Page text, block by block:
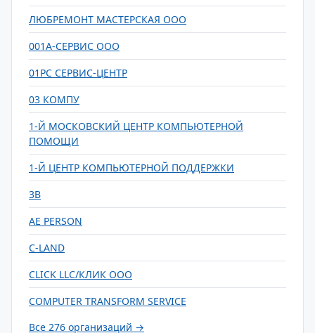
ЛЮБРЕМОНТ МАСТЕРСКАЯ ООО
001А-СЕРВИС ООО
01PC СЕРВИС-ЦЕНТР
03 КОМПУ
1-Й МОСКОВСКИЙ ЦЕНТР КОМПЬЮТЕРНОЙ
ПОМОЩИ
1-Й ЦЕНТР КОМПЬЮТЕРНОЙ ПОДДЕРЖКИ
3В
AE PERSON
C-LAND
CLICK LLC/КЛИК ООО
COMPUTER TRANSFORM SERVICE
Все 276 организаций →